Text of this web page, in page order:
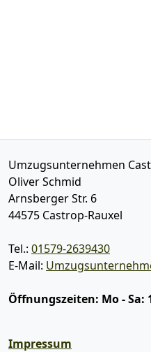
Umzugsunternehmen
Oliver Schmid
Arnsberger Str. 6
44575 Castrop-Rauxel
Tel.: 01579-2639430
E-Mail:
Öffnungszeiten: Mo - Sa:
Impressum